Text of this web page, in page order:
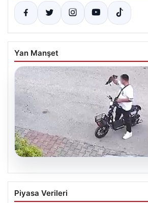
Yan Manşet
Bolu’da Vahşet: Yavru
İğrenç Olay Kameralara
Piyasa Verileri